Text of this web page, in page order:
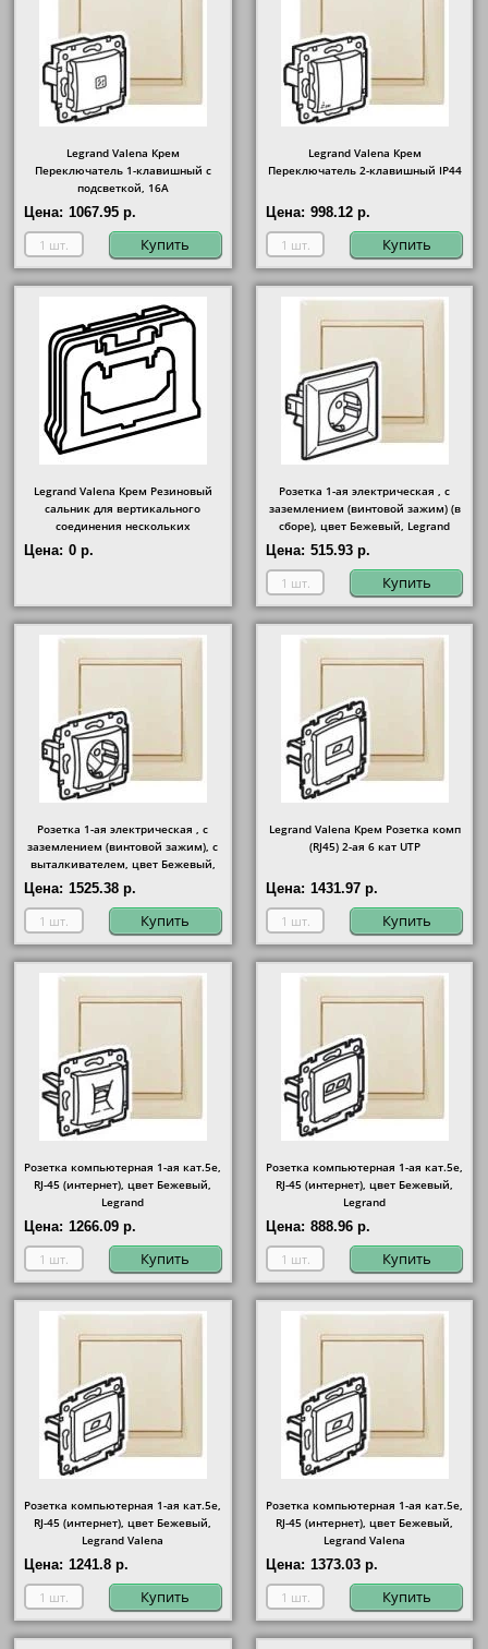
Legrand Valena Крем
Переключатель 1-клавишный с
подсветкой, 16А
Цена: 1067.95 р.
Купить
Legrand Valena Крем
Переключатель 2-клавишный IP44
Цена: 998.12 р.
Купить
Legrand Valena Крем Резиновый
сальник для вертикального
соединения нескольких
подъёмных рамок
Цена: 0 р.
Розетка 1-ая электрическая , с
заземлением (винтовой зажим) (в
сборе), цвет Бежевый, Legrand
Цена: 515.93 р.
Купить
Розетка 1-ая электрическая , с
заземлением (винтовой зажим), с
выталкивателем, цвет Бежевый,
Legrand
Цена: 1525.38 р.
Купить
Legrand Valena Крем Розетка комп
(RJ45) 2-ая 6 кат UTP
Цена: 1431.97 р.
Купить
Розетка компьютерная 1-ая кат.5е,
RJ-45 (интернет), цвет Бежевый,
Legrand
Цена: 1266.09 р.
Купить
Розетка компьютерная 1-ая кат.5е,
RJ-45 (интернет), цвет Бежевый,
Legrand
Цена: 888.96 р.
Купить
Розетка компьютерная 1-ая кат.5е,
RJ-45 (интернет), цвет Бежевый,
Legrand Valena
Цена: 1241.8 р.
Купить
Розетка компьютерная 1-ая кат.5е,
RJ-45 (интернет), цвет Бежевый,
Legrand Valena
Цена: 1373.03 р.
Купить